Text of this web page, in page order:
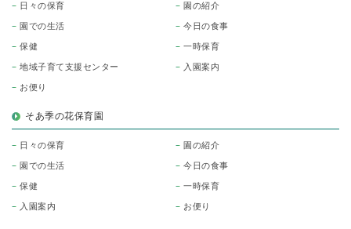
日々の保育 園の紹介
園での生活 今日の食事
保健 一時保育
地域子育て支援センター 入園案内
お便り
そあ季の花保育園
日々の保育 園の紹介
園での生活 今日の食事
保健 一時保育
入園案内 お便り